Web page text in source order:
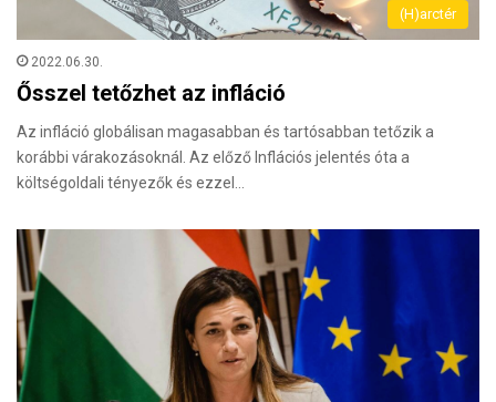
(H)arctér
2022.06.30.
Ősszel tetőzhet az infláció
Az infláció globálisan magasabban és tartósabban tetőzik a
korábbi várakozásoknál. Az előző Inflációs jelentés óta a
költségoldali tényezők és ezzel…